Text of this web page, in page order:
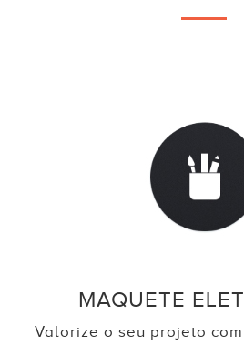
MAQUETE
Valorize o seu projeto